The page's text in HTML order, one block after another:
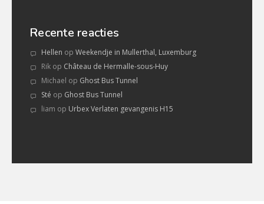
Recente reacties
Hellen op Weekendje in Mullerthal, Luxemburg
Rik op Château de Hermalle-sous-Huy
Michael op Ghost Bus Tunnel
Sté op Ghost Bus Tunnel
liam op Urbex Verlaten gevangenis H15